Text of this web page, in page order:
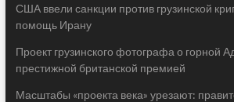
США ввели санкции против грузинской
помощь Ирану
Проект грузинского фотографа о горной
престижной британской премией
Масштабы «проекта века» урезают: